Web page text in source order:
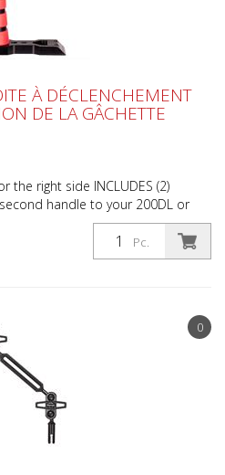
Pc.
À DÉCLENCHEMENT
DE LA GÂCHETTE
the right side INCLUDES (2)
second handle to your 200DL or
mirrorless and DSLR camer...
0